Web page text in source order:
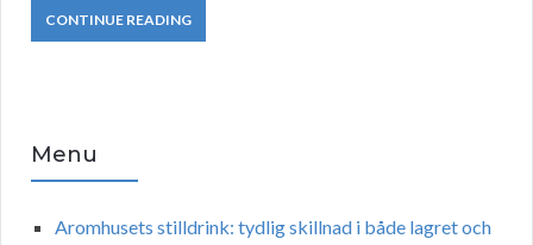
CONTINUE READING
Menu
Aromhusets stilldrink: tydlig skillnad i både lagret och